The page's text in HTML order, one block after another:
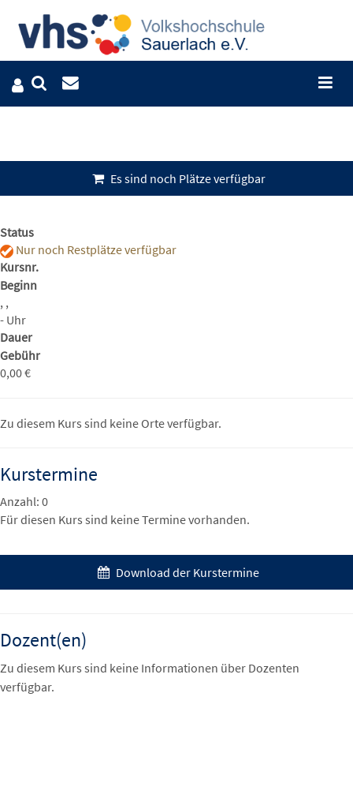
Es sind noch Plätze verfügbar
Status
Nur noch Restplätze verfügbar
Kursnr.
Beginn
, ,
- Uhr
Dauer
Gebühr
0,00 €
Zu diesem Kurs sind keine Orte verfügbar.
Kurstermine
Anzahl: 0
Für diesen Kurs sind keine Termine vorhanden.
Download der Kurstermine
Dozent(en)
Zu diesem Kurs sind keine Informationen über Dozenten
verfügbar.